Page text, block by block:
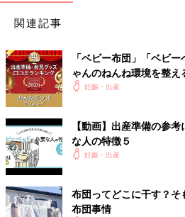
関連記事
「ベビー布団」「ベビ
ゃんのねんね環境を整え
まひよ 赤ちゃんグッズ大
妊娠・出産
【動画】出産準備の参
な人の特徴５
妊娠・出産
布団ってどこに干す？
布団事情